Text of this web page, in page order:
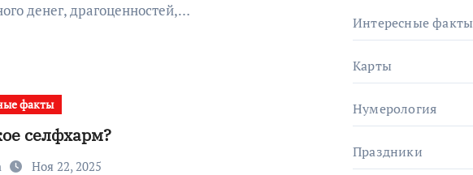
денег, драгоценностей,…
факты
селфхарм?
Ноя 22, 2025
Интересные факты
Карты
Нумерология
Праздники